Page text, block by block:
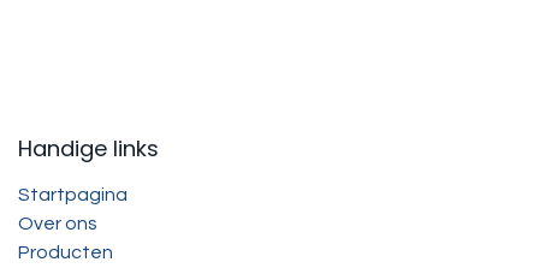
Handige links
Startpagina
Over ons
Producten